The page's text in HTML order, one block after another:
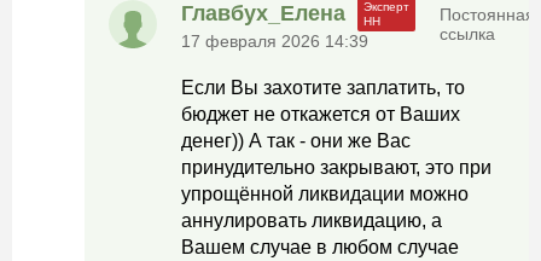
Главбух_Елена
17 февраля 2026 14:39
Постоянная
ссылка
Если Вы захотите заплатить, то
бюджет не откажется от Ваших
денег)) А так - они же Вас
принудительно закрывают, это при
упрощённой ликвидации можно
аннулировать ликвидацию, а
Вашем случае в любом случае